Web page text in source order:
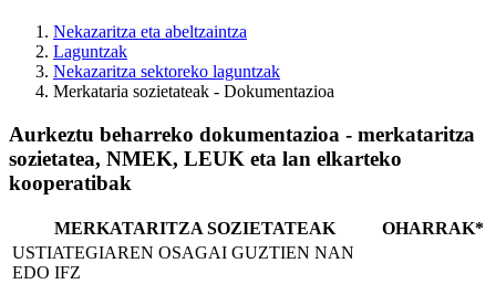
Nekazaritza eta abeltzaintza
Laguntzak
Nekazaritza sektoreko laguntzak
Merkataria sozietateak - Dokumentazioa
Aurkeztu beharreko dokumentazioa - merkataritza
sozietatea, NMEK, LEUK eta lan elkarteko
kooperatibak
MERKATARITZA SOZIETATEAK
OHARRAK*
USTIATEGIAREN OSAGAI GUZTIEN NAN
EDO IFZ